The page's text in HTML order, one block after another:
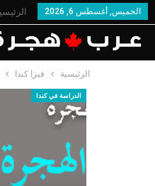
الخميس, أغسطس 6, 2026
الرئيسية فيزا كندا
الدراسة في كندا